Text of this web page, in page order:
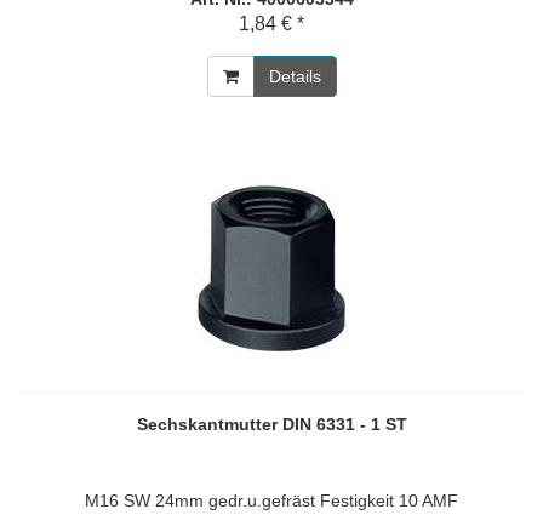
1,84 € *
Details
Sechskantmutter DIN 6331 - 1 ST
M16 SW 24mm gedr.u.gefräst Festigkeit 10 AMF